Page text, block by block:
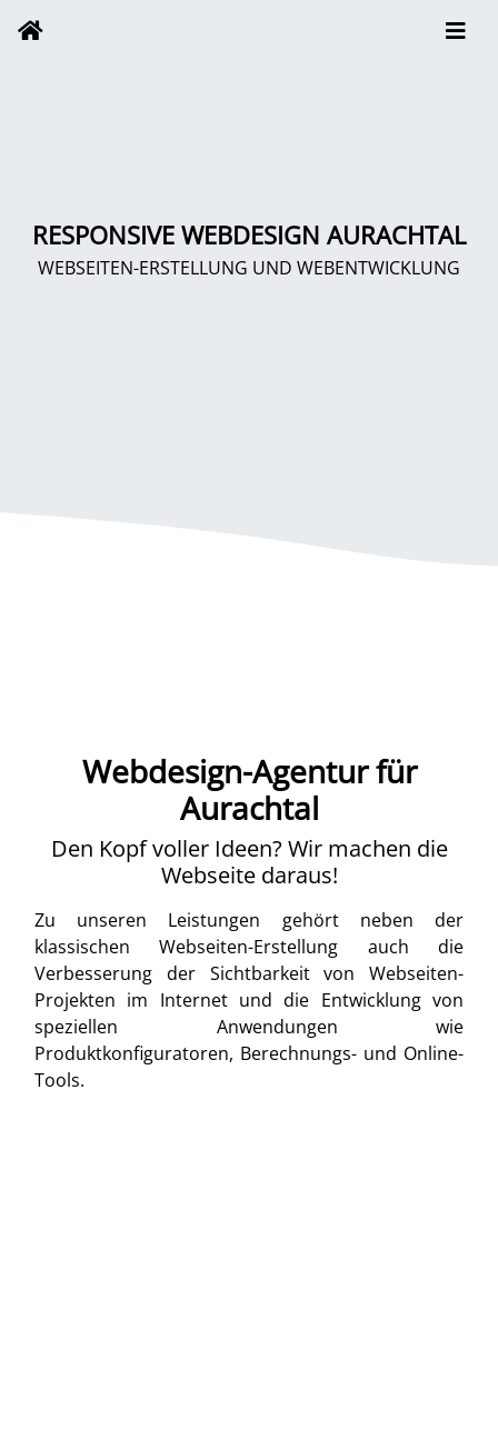
RESPONSIVE WEBDESIGN AURACHTAL
WEBSEITEN-ERSTELLUNG UND WEBENTWICKLUNG
Webdesign-Agentur für
Aurachtal
Den Kopf voller Ideen? Wir machen die
Webseite daraus!
Zu unseren Leistungen gehört neben der
klassischen Webseiten-Erstellung auch die
Verbesserung der Sichtbarkeit von Webseiten-
Projekten im Internet und die Entwicklung von
speziellen Anwendungen wie
Produktkonfiguratoren, Berechnungs- und Online-
Tools.